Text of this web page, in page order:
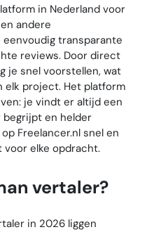
in Nederland voor
andere
transparante
reviews. Door direct
je snel voorstellen, wat
elk project. Het platform
je vindt er altijd een
en helder
Freelancer.nl snel en
voor elke opdracht.
vertaler?
in 2026 liggen